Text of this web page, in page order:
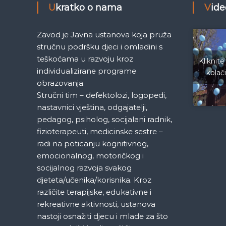
i
g
a
c
i
j
a
č
l
a
Ukratko o nama
Zavod je Javna ustanova koja pruža
stručnu podršku djeci i omladini s
teškoćama u razvoju kroz
individualizirane programe
obrazovanja.
Stručni tim – defektolozi, logopedi,
nastavnici vještina, odgajatelji,
pedagog, psiholog, socijalani radnik,
fizioterapeuti, medicinske sestre –
radi na poticanju kognitivnog,
emocionalnog, motoričkog i
socijalnog razvoja svakog
djeteta/učenika/korisnika. Kroz
različite terapijske, edukativne i
rekreativne aktivnosti, ustanova
nastoji osnažiti djecu i mlade za što